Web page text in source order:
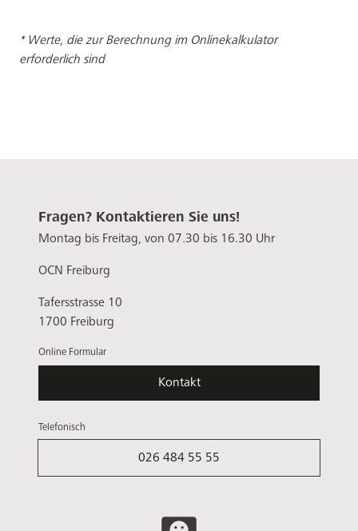
* Werte, die zur Berechnung im Onlinekalkulator
erforderlich sind
Fragen? Kontaktieren Sie uns!
Montag bis Freitag, von 07.30 bis 16.30 Uhr
OCN Freiburg
Tafersstrasse 10
1700 Freiburg
Online Formular
Kontakt
Telefonisch
026 484 55 55